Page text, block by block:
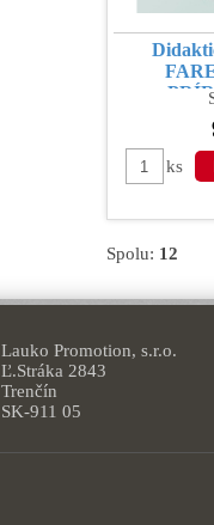
ks
Spolu: 12
Lauko Promotion, s.r.o.
Ľ.Stráka 2843
Trenčín
SK-911 05